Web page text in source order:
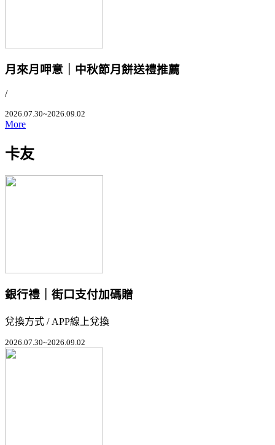
月來月呷意｜中秋節月餅送禮推薦
/
2026.07.30~2026.09.02
More
卡友
銀行禮｜街口支付加碼贈
兌換方式 / APP線上兌換
2026.07.30~2026.09.02